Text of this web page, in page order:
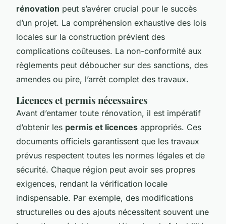
rénovation peut s’avérer crucial pour le succès
d’un projet. La compréhension exhaustive des lois
locales sur la construction prévient des
complications coûteuses. La non-conformité aux
règlements peut déboucher sur des sanctions, des
amendes ou pire, l’arrêt complet des travaux.
Licences et permis nécessaires
Avant d’entamer toute rénovation, il est impératif
d’obtenir les permis et licences appropriés. Ces
documents officiels garantissent que les travaux
prévus respectent toutes les normes légales et de
sécurité. Chaque région peut avoir ses propres
exigences, rendant la vérification locale
indispensable. Par exemple, des modifications
structurelles ou des ajouts nécessitent souvent une